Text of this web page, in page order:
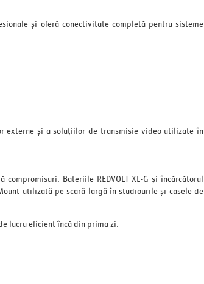
și oferă conectivitate completă pentru sisteme
externe și a soluțiilor de transmisie video utilizate în
Bateriile REDVOLT XL-G și încărcătorul
utilizată pe scară largă în studiourile și casele de
lucru eficient încă din prima zi.